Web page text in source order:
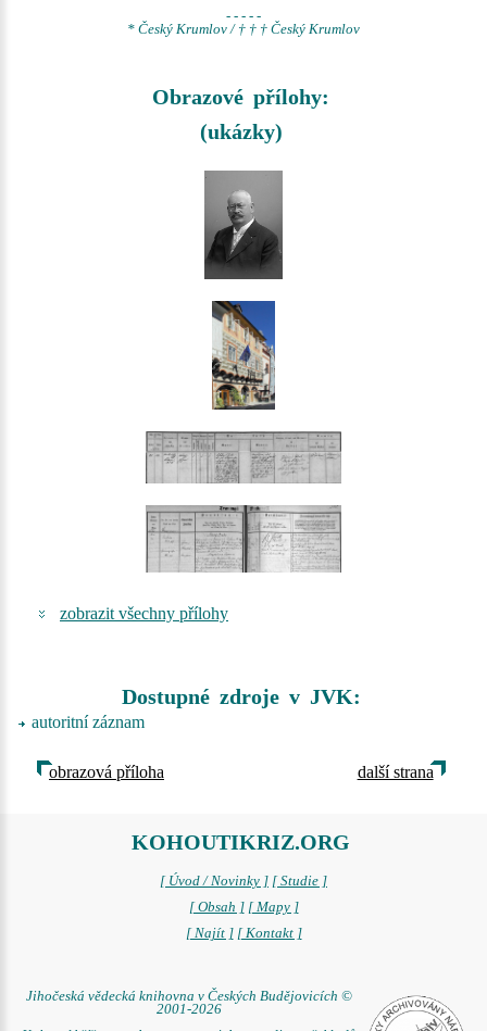
- - - - -
* Český Krumlov / † † † Český Krumlov
Obrazové přílohy:
(ukázky)
zobrazit všechny přílohy
Dostupné zdroje v JVK:
autoritní záznam
obrazová příloha další strana
KOHOUTIKRIZ.ORG
[ Úvod / Novinky ] [ Studie ]
[ Obsah ] [ Mapy ]
[ Najít ] [ Kontakt ]
Jihočeská vědecká knihovna v Českých Budějovicích ©
2001-2026